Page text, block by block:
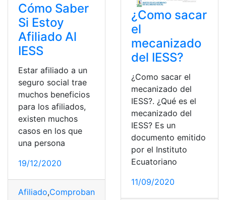
Cómo Saber
Si Estoy
Afiliado Al
IESS
Estar afiliado a un
seguro social trae
muchos beneficios
para los afiliados,
existen muchos
casos en los que
una persona
19/12/2020
Afiliado,Comprobantes
¿Como sacar
el
mecanizado
del IESS?
¿Como sacar el
mecanizado del
IESS?. ¿Qué es el
mecanizado del
IESS? Es un
documento emitido
por el Instituto
Ecuatoriano
11/09/2020